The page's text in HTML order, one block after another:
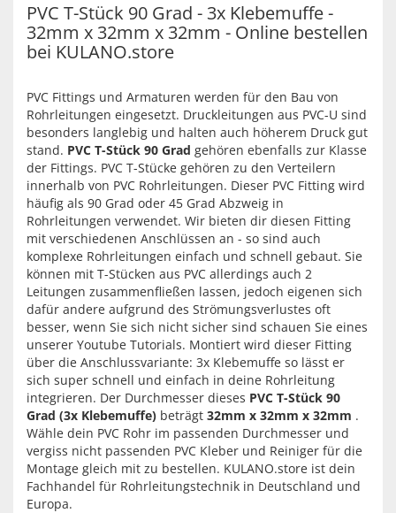
PVC T-Stück 90 Grad - 3x Klebemuffe -
32mm x 32mm x 32mm - Online bestellen
bei KULANO.store
PVC Fittings und Armaturen werden für den Bau von
Rohrleitungen eingesetzt. Druckleitungen aus PVC-U sind
besonders langlebig und halten auch höherem Druck gut
stand. PVC T-Stück 90 Grad gehören ebenfalls zur Klasse
der Fittings. PVC T-Stücke gehören zu den Verteilern
innerhalb von PVC Rohrleitungen. Dieser PVC Fitting wird
häufig als 90 Grad oder 45 Grad Abzweig in
Rohrleitungen verwendet. Wir bieten dir diesen Fitting
mit verschiedenen Anschlüssen an - so sind auch
komplexe Rohrleitungen einfach und schnell gebaut. Sie
können mit T-Stücken aus PVC allerdings auch 2
Leitungen zusammenfließen lassen, jedoch eigenen sich
dafür andere aufgrund des Strömungsverlustes oft
besser, wenn Sie sich nicht sicher sind schauen Sie eines
unserer Youtube Tutorials. Montiert wird dieser Fitting
über die Anschlussvariante: 3x Klebemuffe so lässt er
sich super schnell und einfach in deine Rohrleitung
integrieren. Der Durchmesser dieses PVC T-Stück 90
Grad (3x Klebemuffe) beträgt 32mm x 32mm x 32mm .
Wähle dein PVC Rohr im passenden Durchmesser und
vergiss nicht passenden PVC Kleber und Reiniger für die
Montage gleich mit zu bestellen. KULANO.store ist dein
Fachhandel für Rohrleitungstechnik in Deutschland und
Europa.